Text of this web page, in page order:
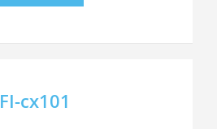
FI-cx101